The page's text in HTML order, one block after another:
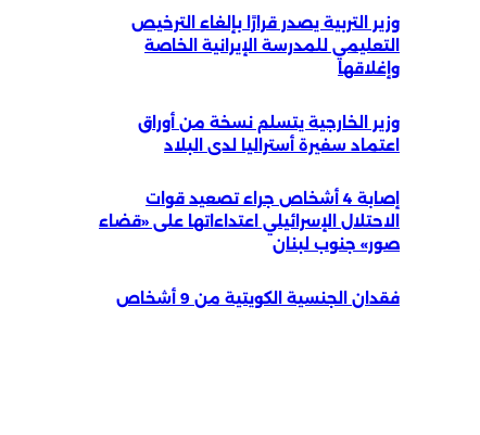
وزير التربية يصدر قرارًا بإلغاء الترخيص
التعليمي للمدرسة الإيرانية الخاصة
وإغلاقها
وزير الخارجية يتسلم نسخة من أوراق
اعتماد سفيرة أستراليا لدى البلاد
إصابة 4 أشخاص جراء تصعيد قوات
الاحتلال الإسرائيلي اعتداءاتها على «قضاء
صور» جنوب لبنان
فقدان الجنسية الكويتية من 9 أشخاص